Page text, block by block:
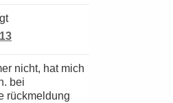
bei
rückmeldung